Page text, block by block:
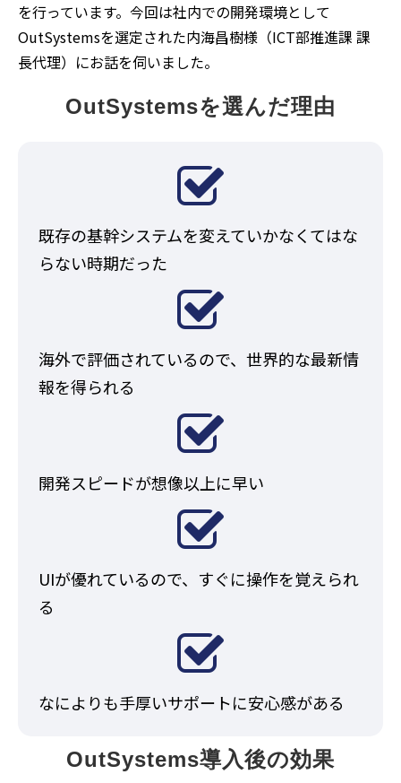
を行っています。今回は社内での開発環境として
OutSystemsを選定された内海昌樹様（ICT部推進課 課
長代理）にお話を伺いました。
OutSystemsを選んだ理由
既存の基幹システムを変えていかなくてはな
らない時期だった
海外で評価されているので、世界的な最新情
報を得られる
開発スピードが想像以上に早い
UIが優れているので、すぐに操作を覚えられ
る
なによりも手厚いサポートに安心感がある
OutSystems導入後の効果